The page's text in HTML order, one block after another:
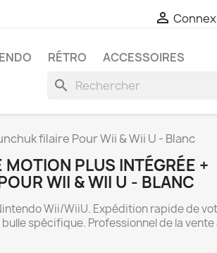

RÉTRO ACCESSOIRES
search
filaire Pour Wii & Wii U - Blanc
PLUS INTÉGRÉE +
WII & WII U - BLANC
Wii/WiiU. Expédition rapide de
spécifique. Professionnel de la vente